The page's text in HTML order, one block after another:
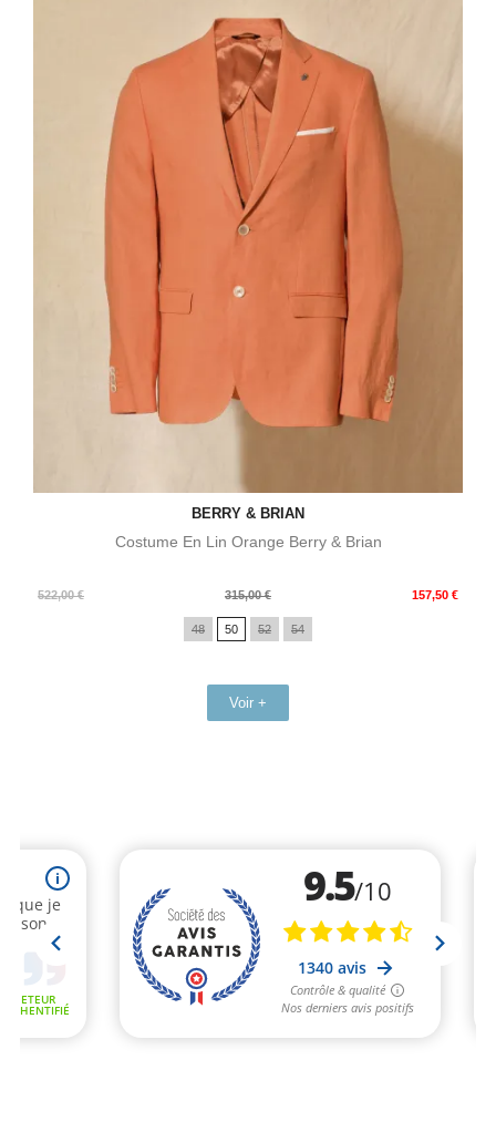
BERRY & BRIAN
Costume En Lin Orange Berry & Brian
522,00 €
Prix
315,00 € 157,50 €
Prix
48 50 52 54
Voir +